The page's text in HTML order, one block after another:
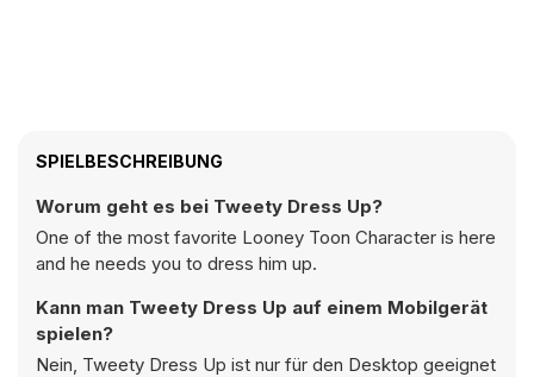
SPIELBESCHREIBUNG
Worum geht es bei Tweety Dress Up?
One of the most favorite Looney Toon Character is here
and he needs you to dress him up.
Kann man Tweety Dress Up auf einem Mobilgerät
spielen?
Nein, Tweety Dress Up ist nur für den Desktop geeignet